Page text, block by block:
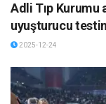
Adli Tıp Kurumu
uyuşturucu
2025-12-24